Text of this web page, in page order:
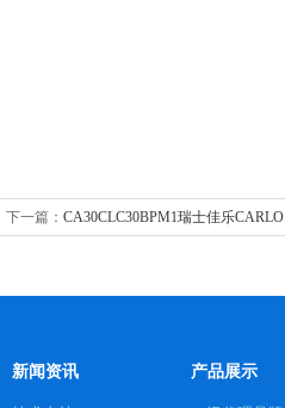
下一篇： CA30CLC30BPM1瑞士佳乐CARLO
新闻资讯 产品展示